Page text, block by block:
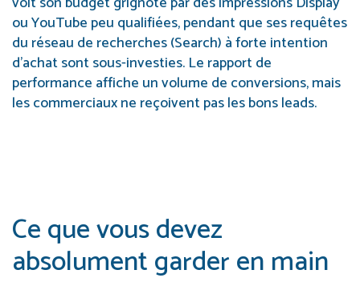
ou YouTube peu qualifiées, pendant que ses requêtes
du réseau de recherches (Search) à forte intention
d’achat sont sous-investies. Le rapport de
performance affiche un volume de conversions, mais
les commerciaux ne reçoivent pas les bons leads.
Ce que vous devez
absolument garder en main